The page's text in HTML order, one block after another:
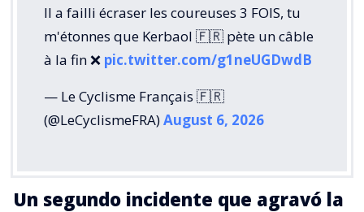
Il a failli écraser les coureuses 3 FOIS, tu
m'étonnes que Kerbaol 🇫🇷 pète un câble
à la fin ❌️ pic.twitter.com/g1neUGDwdB
— Le Cyclisme Français 🇫🇷
(@LeCyclismeFRA)August 6, 2026
Un segundo incidente que agravó la